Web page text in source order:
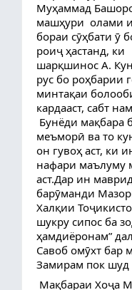
Муҳаммад
машҳури  олами
бораи сӯҳбати ӯ
роиҷ ҳастанд, ки
шарқшинос А.
рус бо роҳбарии
минтақаи
кардааст, сабт
меъморӣ ва то
он гувоҳ аст, ки
нафари маълуму
аст.Дар ин
барӯманди
Халқии
шукру сипос ба
ҳамдиёронам”
Савоб омӯхт бар
Замирам пок шуд